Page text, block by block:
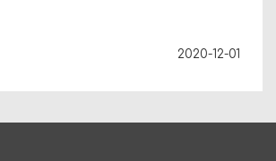
2020-12-01